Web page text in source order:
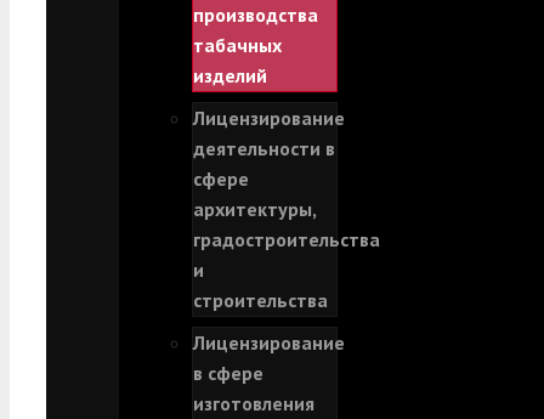
производства
табачных
изделий
Лицензирование
деятельности в
сфере
архитектуры,
градостроительства
и
строительства
Лицензирование
в сфере
изготовления